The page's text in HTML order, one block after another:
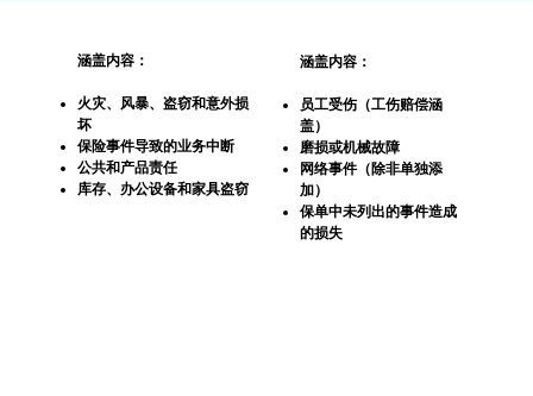
涵盖内容：
火灾、风暴、盗窃和意外损
坏
保险事件导致的业务中断
公共和产品责任
库存、办公设备和家具盗窃
涵盖内容：
员工受伤（工伤赔偿涵
盖）
磨损或机械故障
网络事件（除非单独添
加）
保单中未列出的事件造成
的损失